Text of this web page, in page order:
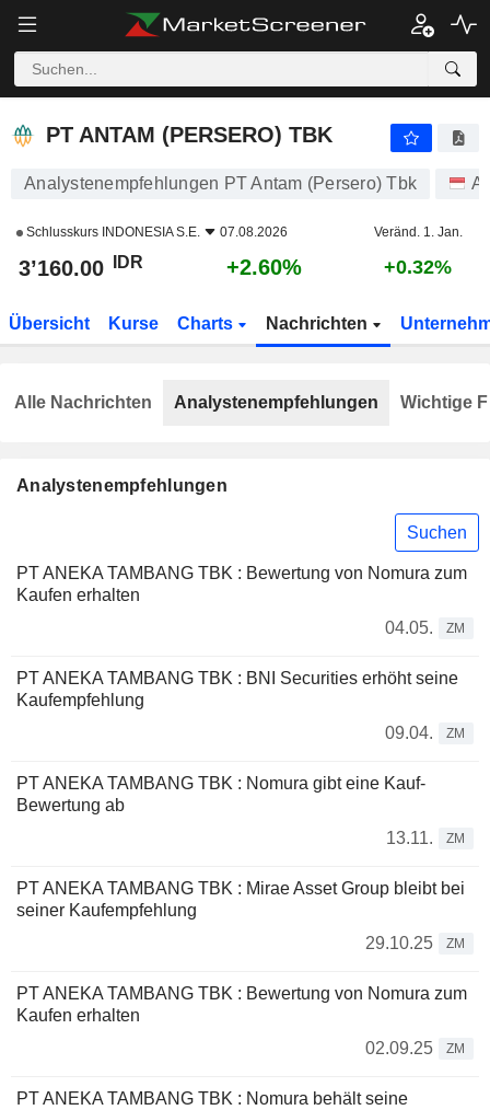
PT ANTAM (PERSERO) TBK
Analystenempfehlungen PT Antam (Persero) Tbk
Schlusskurs INDONESIA S.E. 07.08.2026 Veränd. 1. Jan.
3’160.00 IDR +2.60% +0.32%
Übersicht Kurse Charts Nachrichten
Analystenempfehlungen
Suchen
PT ANEKA TAMBANG TBK : Bewertung von Nomura zum
Kaufen erhalten
04.05.
ZM
PT ANEKA TAMBANG TBK : BNI Securities erhöht seine
Kaufempfehlung
09.04.
ZM
PT ANEKA TAMBANG TBK : Nomura gibt eine Kauf-
Bewertung ab
13.11.
ZM
PT ANEKA TAMBANG TBK : Mirae Asset Group bleibt bei
seiner Kaufempfehlung
29.10.25
ZM
PT ANEKA TAMBANG TBK : Bewertung von Nomura zum
Kaufen erhalten
02.09.25
ZM
PT ANEKA TAMBANG TBK : Nomura behält seine
Alle Nachrichten Analystenempfehlungen Wichtige